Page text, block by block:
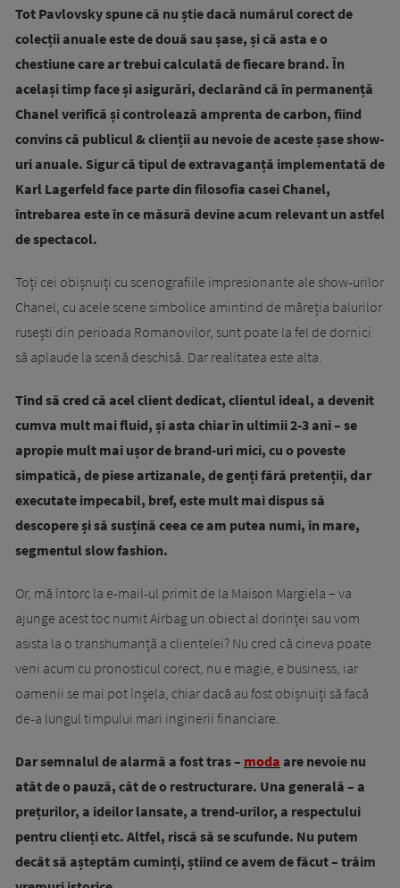
Tot Pavlovsky spune că nu știe dacă numărul corect de
colecții anuale este de două sau șase, și că asta e o
chestiune care ar trebui calculată de fiecare brand. În
același timp face și asigurări, declarând că în permanență
Chanel verifică și controlează amprenta de carbon, fiind
convins că publicul & clienții au nevoie de aceste șase show-
uri anuale. Sigur că tipul de extravaganță implementată de
Karl Lagerfeld face parte din filosofia casei Chanel,
întrebarea este în ce măsură devine acum relevant un astfel
de spectacol.
Toți cei obișnuiți cu scenografiile impresionante ale show-urilor
Chanel, cu acele scene simbolice amintind de măreția balurilor
rusești din perioada Romanovilor, sunt poate la fel de dornici
să aplaude la scenă deschisă. Dar realitatea este alta.
Tind să cred că acel client dedicat, clientul ideal, a devenit
cumva mult mai fluid, și asta chiar în ultimii 2-3 ani – se
apropie mult mai ușor de brand-uri mici, cu o poveste
simpatică, de piese artizanale, de genți fără pretenții, dar
executate impecabil, bref, este mult mai dispus să
descopere și să susțină ceea ce am putea numi, în mare,
segmentul slow fashion.
Or, mă întorc la e-mail-ul primit de la Maison Margiela – va
ajunge acest toc numit Airbag un obiect al dorinței sau vom
asista la o transhumanță a clientelei? Nu cred că cineva poate
veni acum cu pronosticul corect, nu e magie, e business, iar
oamenii se mai pot înșela, chiar dacă au fost obișnuiți să facă
de-a lungul timpului mari inginerii financiare.
Dar semnalul de alarmă a fost tras – moda are nevoie nu
atât de o pauză, cât de o restructurare. Una generală – a
prețurilor, a ideilor lansate, a trend-urilor, a respectului
pentru clienți etc. Altfel, riscă să se scufunde. Nu putem
decât să așteptăm cuminți, știind ce avem de făcut – trăim